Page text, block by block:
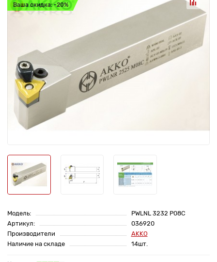
Ваша скидка: -20%
Модель:
PWLNL 3232 P08C
Артикул:
036920
Производители
AKKO
Наличие на складе
14шт.